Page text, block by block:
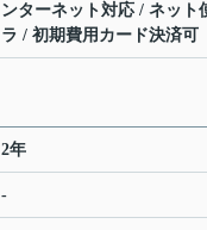
ンターネット対応 / ネット
ラ / 初期費用カード決済可
2年
-